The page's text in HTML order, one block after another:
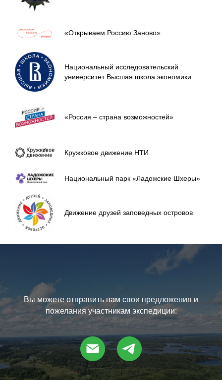
«Открываем Россию Заново»
Национальный исследовательский
университет Высшая школа экономики
«Россия – страна возможностей»
Кружковое движение НТИ
Национальный парк «Ладожские Шхеры»
Движение друзей заповедных островов
Вы можете отправить нам свои предложения и
пожелания участникам экспедиции: